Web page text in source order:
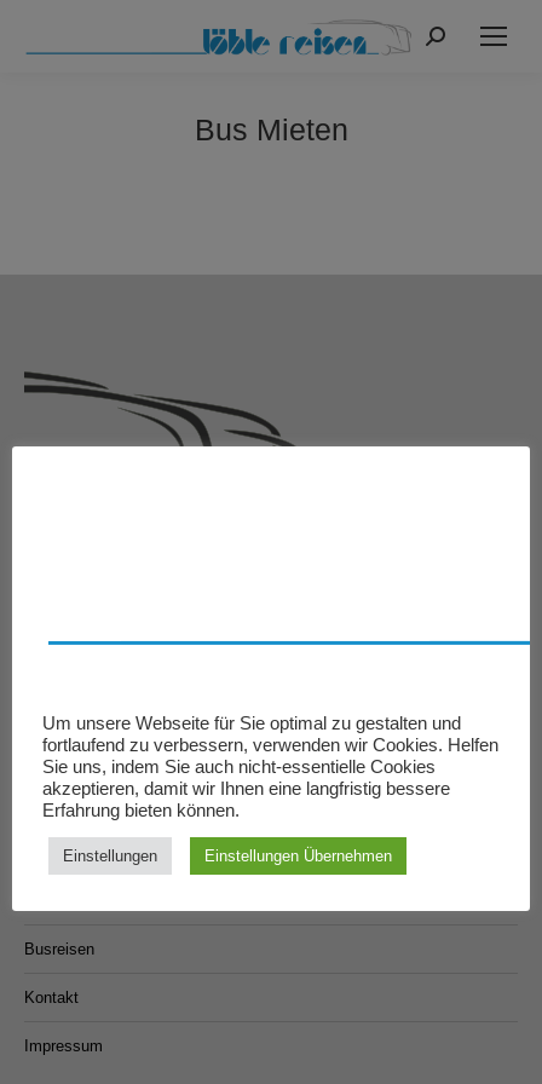
Search:
Bus Mieten
Bernhardsgasse 14
78337 Öhningen-Wangen
Tel.:+49 (0) 77 35 / 31 38
Fax: +49 (0) 77 35 / 14 36
Mail:info@loeble-reisen.de
Busreisen
Kontakt
Impressum
Um unsere Webseite für Sie optimal zu gestalten und
fortlaufend zu verbessern, verwenden wir Cookies. Helfen
Sie uns, indem Sie auch nicht-essentielle Cookies
akzeptieren, damit wir Ihnen eine langfristig bessere
Erfahrung bieten können.
Einstellungen Einstellungen Übernehmen